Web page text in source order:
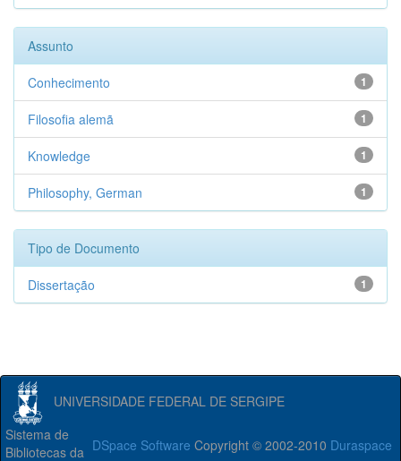
Assunto
1
Conhecimento
1
Filosofia alemã
1
Knowledge
1
Philosophy, German
Tipo de Documento
1
Dissertação
UNIVERSIDADE FEDERAL DE SERGIPE
DSpace Software Copyright © 2002-2010 Duraspace
Sistema de
Bibliotecas da